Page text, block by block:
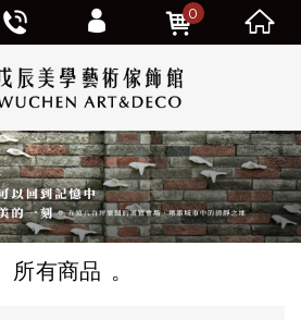
所有商品
0
個人資料修改
訂單查詢
追蹤清單
我的優惠劵
會員登出